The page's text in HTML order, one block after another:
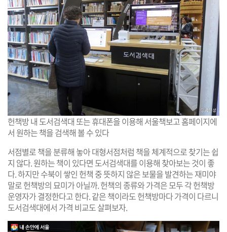
헌책방 내 도서검색대 또는 휴대폰을 이용해 서울책보고 홈페이지에
서 원하는 책을 검색해 볼 수 있다
서점별로 책을 분류해 놓아 대형서점처럼 책을 체계적으로 찾기는 쉽
지 않다. 원하는 책이 있다면 도서검색대를 이용해 찾아보는 것이 좋
다. 하지만 수북이 쌓인 헌책 중 뜻하지 않은 보물을 발견하는 재미야
말로 헌책방의 묘미가 아닐까. 헌책의 종류와 가격은 모두 각 헌책방
운영자가 결정한다고 한다. 같은 책이라도 헌책방마다 가격이 다르니
도서검색대에서 가격 비교도 살펴보자.